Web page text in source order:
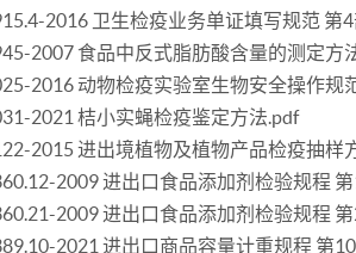
2016 卫生检疫业务单证填写规范 第
2007 食品中反式脂肪酸含量的测定方
2016 动物检疫实验室生物安全操作规
2021 桔小实蝇检疫鉴定方法.pdf
2015 进出境植物及植物产品检疫抽样
2009 进出口食品添加剂检验规程
2009 进出口食品添加剂检验规程
2021 进出口商品容量计重规程 第